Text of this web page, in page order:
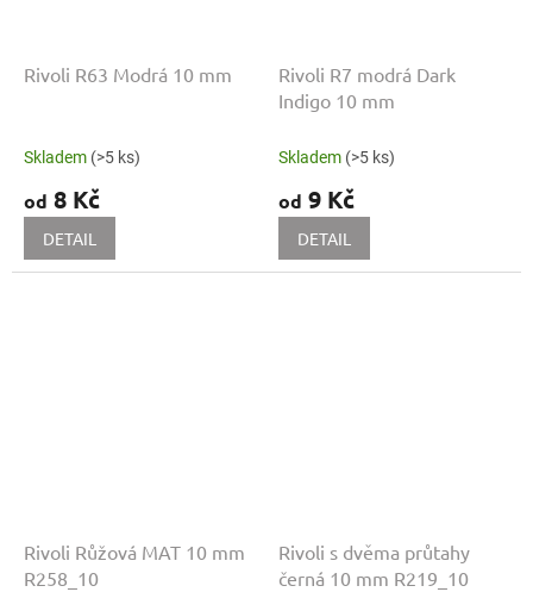
Rivoli R63 Modrá 10 mm
Skladem (>5 ks)
od 8 Kč
DETAIL
Rivoli R7 modrá Dark
Indigo 10 mm
Skladem (>5 ks)
od 9 Kč
DETAIL
Rivoli Růžová MAT 10 mm
R258_10
Rivoli s dvěma průtahy
černá 10 mm R219_10